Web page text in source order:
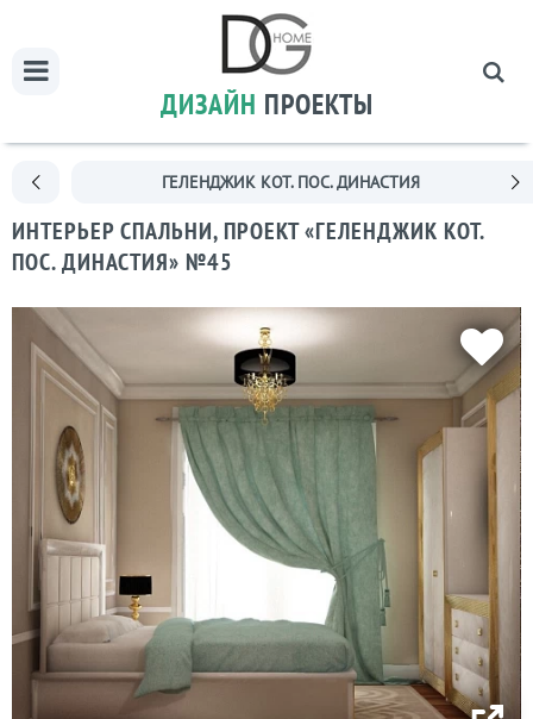
ДИЗАЙН ПРОЕКТЫ
ГЕЛЕНДЖИК КОТ. ПОС. ДИНАСТИЯ
ИНТЕРЬЕР СПАЛЬНИ, ПРОЕКТ «ГЕЛЕНДЖИК КОТ.
ПОС. ДИНАСТИЯ» №45